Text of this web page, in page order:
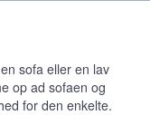
sofa eller en lav
op ad sofaen og
for den enkelte.